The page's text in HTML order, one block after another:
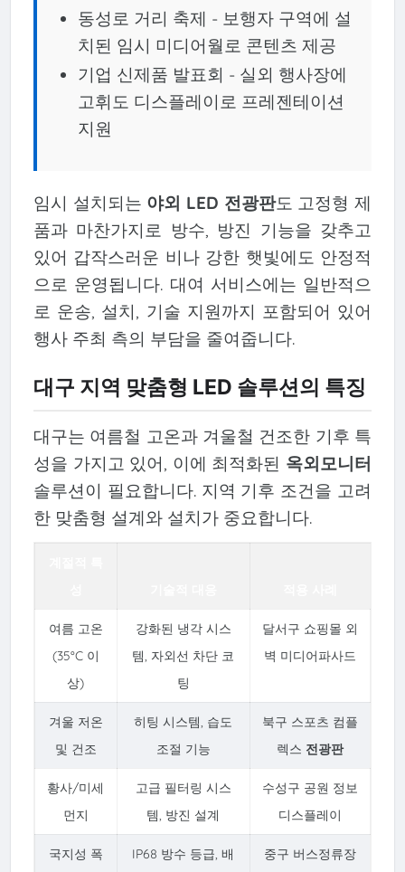
동성로 거리 축제 - 보행자 구역에 설
치된 임시 미디어월로 콘텐츠 제공
기업 신제품 발표회 - 실외 행사장에
고휘도 디스플레이로 프레젠테이션
지원
임시 설치되는 야외 LED 전광판도 고정형 제
품과 마찬가지로 방수, 방진 기능을 갖추고
있어 갑작스러운 비나 강한 햇빛에도 안정적
으로 운영됩니다. 대여 서비스에는 일반적으
로 운송, 설치, 기술 지원까지 포함되어 있어
행사 주최 측의 부담을 줄여줍니다.
대구 지역 맞춤형 LED 솔루션의 특징
대구는 여름철 고온과 겨울철 건조한 기후 특
성을 가지고 있어, 이에 최적화된 옥외모니터
솔루션이 필요합니다. 지역 기후 조건을 고려
한 맞춤형 설계와 설치가 중요합니다.
여름 고온
(35°C 이
상)
강화된 냉각 시스
템, 자외선 차단 코
팅
달서구 쇼핑몰 외
벽 미디어파사드
겨울 저온
및 건조
히팅 시스템, 습도
조절 기능
북구 스포츠 컴플
렉스 전광판
황사/미세
먼지
고급 필터링 시스
템, 방진 설계
수성구 공원 정보
디스플레이
국지성 폭
IP68 방수 등급, 배
중구 버스정류장